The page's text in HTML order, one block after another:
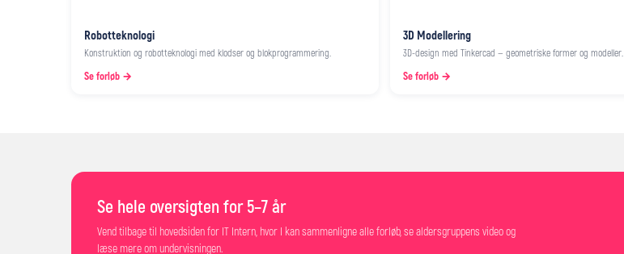
Robotteknologi
Konstruktion og robotteknologi med klodser og blokprogrammering.
Se forløb →
3D Modellering
3D-design med Tinkercad — geometriske former og modeller.
Se forløb →
Se hele oversigten for 5–7 år
Vend tilbage til hovedsiden for IT Intern, hvor I kan sammenligne alle forløb, se aldersgruppens video og
læse mere om undervisningen.